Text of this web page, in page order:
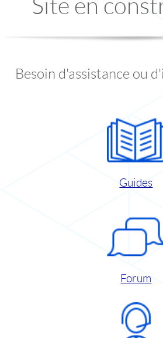
Site en
Besoin d'assistance ou
Guides
Forum